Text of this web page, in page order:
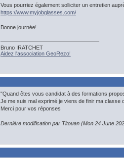
Vous pourriez également solliciter un entretien
https://www.myjobglasses.com/
Bonne journée!
Bruno IRATCHET
Aidez l'association GeoRezo!
"Quand êtes vous candidat à des formations
Je me suis mal exprimé je viens de finir ma classe
Merci pour vos réponses
Dernière modification par Titouan (Mon 24 June